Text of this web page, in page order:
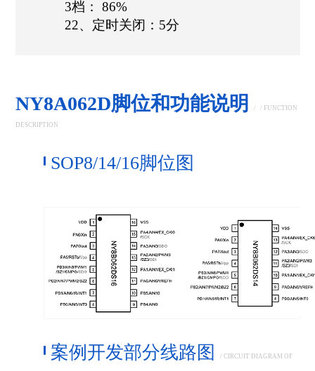
3档： 86%
22、定时关闭：5分
NY8A062D脚位和功能说明 / / FUNCTION
DESCRIPTION
SOP8/14/16脚位图
案例开发部分线路图 / CIRCUIT DIAGRAM OF